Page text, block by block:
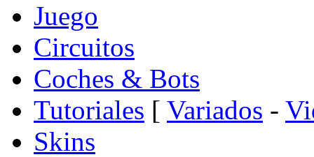
Juego
Circuitos
Coches & Bots
Tutoriales [ Variados -
Skins